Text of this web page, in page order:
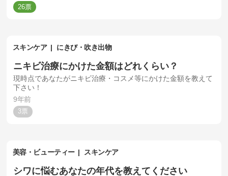
26
スキンケア にきび・吹き出物
ニキビ治療にかけた金額はどれくらい？
現時点であなたがニキビ治療・コスメ等にかけた金額を教えて
下さい！
9年前
3
美容・ビューティー スキンケア
シワに悩むあなたの年代を教えてください